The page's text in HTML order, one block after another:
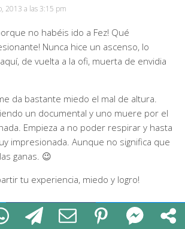
2013 a las 3:15 pm
no habéis ido a Fez! Qué
Nunca hice un ascenso, lo
de vuelta a la ofi, muerta de envidia
da bastante miedo el mal de altura.
un documental y uno muere por el
Empieza a no poder respirar y hasta
impresionada. Aunque no significa que
ganas. 😉
tu experiencia, miedo y logro!